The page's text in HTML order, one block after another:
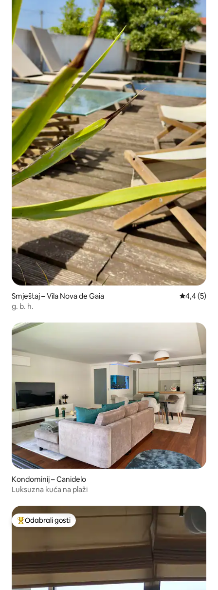
Smještaj – Vila Nova de Gaia Prosječna
4,4 (5)
g. b. h.
Kondominij – Canidelo
Luksuzna kuća na plaži
Među najviše rangiranima s oznakom „Odabrali gosti”
Odabrali gosti